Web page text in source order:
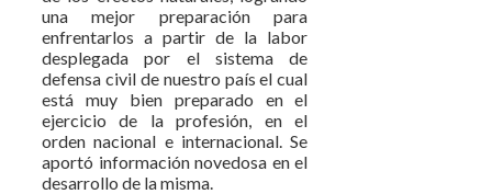
una mejor preparación para
enfrentarlos a partir de la labor
desplegada por el sistema de
defensa civil de nuestro país el cual
está muy bien preparado en el
ejercicio de la profesión, en el
orden nacional e internacional. Se
aportó información novedosa en el
desarrollo de la misma.